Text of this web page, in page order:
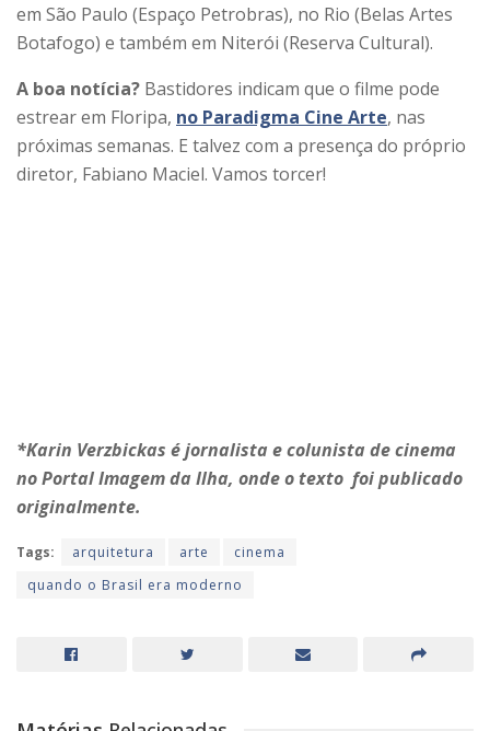
em São Paulo (Espaço Petrobras), no Rio (Belas Artes
Botafogo) e também em Niterói (Reserva Cultural).
A boa notícia? Bastidores indicam que o filme pode
estrear em Floripa, no Paradigma Cine Arte, nas
próximas semanas. E talvez com a presença do próprio
diretor, Fabiano Maciel. Vamos torcer!
*Karin Verzbickas é jornalista e colunista de cinema
no Portal Imagem da Ilha, onde o texto foi publicado
originalmente.
Tags: arquitetura arte
cinema
quando o Brasil era moderno